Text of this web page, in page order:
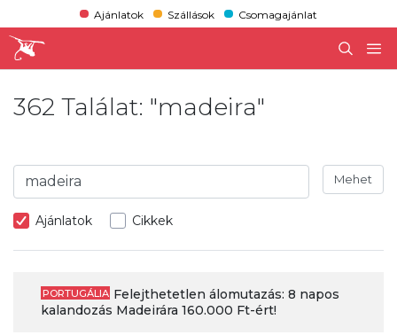
Ajánlatok Szállások Csomagajánlat
362 Találat: "madeira"
Mehet
Ajánlatok Cikkek
PORTUGÁLIA Felejthetetlen álomutazás: 8 napos
kalandozás Madeirára 160.000 Ft-ért!